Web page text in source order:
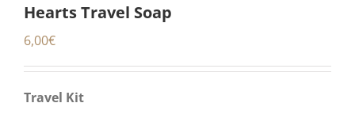
Hearts Travel Soap
6,00€
Travel Kit